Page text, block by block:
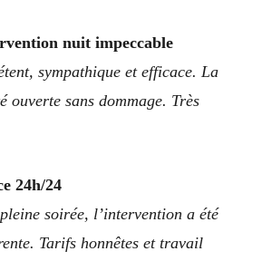
nuit impeccable
sympathique et efficace. La
ouverte sans dommage. Très
24h/24
soirée, l’intervention a été
Tarifs honnêtes et travail